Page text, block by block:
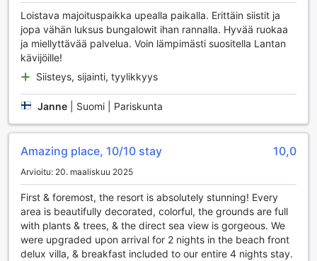
nauttia lomastasi ilman huolia. Lisäksi huonepalvelu takaa,
että voit nauttia herkullisista ruoista ja juomista suoraan
huoneeseesi, jolloin voit rentoutua omassa rauhassasi.
Turvallisuutta ajatellen, hotellissa on käytössä tallelokerot,
joissa voit säilyttää arvotavaroitasi turvallisesti.
Ilmainen Wi-Fi on saatavilla kaikissa huoneissa sekä
julkisissa tiloissa, joten voit helposti pysyä yhteydessä
ystäviisi ja perheeseesi tai suunnitella päivittäisiä
säilytyshuone, joka mahdollistaa vaivattoman lähtemisen ja
saapumisen. Päivittäinen siivouspalvelu pitää huoneesi
siistinä ja viihtyisänä, ja erikseen merkitty tupakointialue
tarjoaa mukautuvuutta tupakoitsijoille. Baan Thai Lanta
valinnan kaikille, jotka etsivät mukavuutta ja
käytännöllisyyttä lomamatkallaan.
Baan Thai Lanta Resortin Liikennepalvelut
Loistava majoituspaikka upealla paikalla. Erittäin siistit ja
jopa vähän luksus bungalowit ihan rannalla. Hyvää ruokaa
ja miellyttävää palvelua. Voin lämpimästi suositella Lantan
kävijöille!
Siisteys, sijainti, tyylikkyys
Janne Suomi | Pariskunta
Amazing place, 10/10 stay 10,0
Arvioitu: 20. maaliskuu 2025
First & foremost, the resort is absolutely stunning! Every
area is beautifully decorated, colorful, the grounds are full
with plants & trees, & the direct sea view is gorgeous. We
were upgraded upon arrival for 2 nights in the beach front
delux villa, & breakfast included to our entire 4 nights stay.